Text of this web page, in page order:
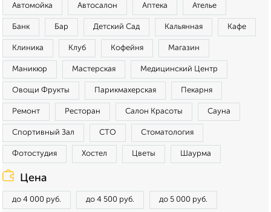
Автомойка Автосалон Аптека Ателье
Банк Бар Детский Сад Кальянная Кафе
Клиника Клуб Кофейня Магазин
Маникюр Мастерская Медицинский Центр
Овощи Фрукты Парикмахерская Пекарня
Ремонт Ресторан Салон Красоты Сауна
Спортивный Зал СТО Стоматология
Фотостудия Хостел Цветы Шаурма
Цена
до 4 000 руб. до 4 500 руб. до 5 000 руб.